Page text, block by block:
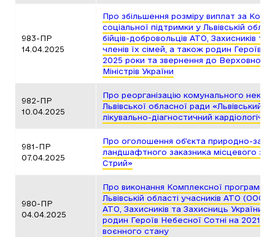
983-ПР
14.04.2025
Про збільшення розміру виплат за
соціальної підтримки у Львівській
бійців-добровольців АТО, Захисників та
членів їх сімей, а також родин Героїв
2025 роки та звернення до Верховної
Міністрів України
982-ПР
10.04.2025
Про реорганізацію комунального
Львівської обласної ради «Львівський
лікувально-діагностичний
981-ПР
07.04.2025
Про оголошення об’єкта природно-
ландшафтного заказника місцевого
Стрий»
980-ПР
04.04.2025
Про виконання Комплексної програми
Львівській області учасників АТО (ООС),
АТО, Захисників та Захисниць України,
родин Героїв Небесної Сотні на 2021 –
воєнного стану